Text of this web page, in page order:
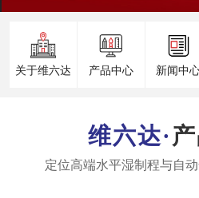
关于维六达 产品中心 新闻中